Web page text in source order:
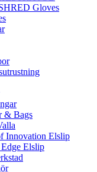
Gloves
& Bags
Innovation Elslip
Elslip